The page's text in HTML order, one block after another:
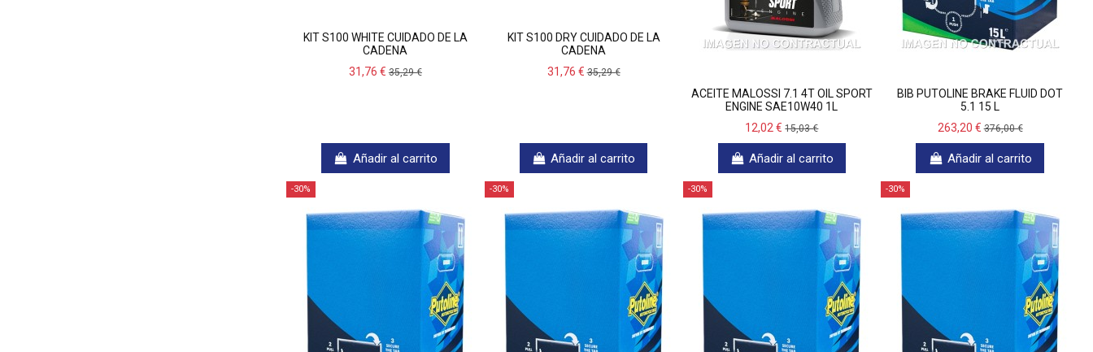
KIT S100 WHITE CUIDADO DE LA
CADENA
31,76 € 35,29 €
Añadir al carrito
KIT S100 DRY CUIDADO DE LA
CADENA
31,76 €35,29 €
Añadir al carrito
ACEITE MALOSSI 7.1 4T OIL SPORT
ENGINE SAE10W40 1L
12,02 €15,03 €
Añadir al carrito
BIB PUTOLINE BRAKE FLUID DOT
5.1 15 L
263,20 €376,00 €
Añadir al carrito
-30% -30% -30% -30%